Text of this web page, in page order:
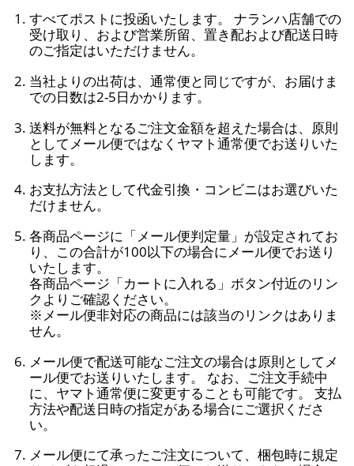
すべてポストに投函いたします。 ナランハ店舗での
受け取り、および営業所留、置き配および配送日時
のご指定はいただけません。
当社よりの出荷は、通常便と同じですが、お届けま
での日数は2-5日かかります。
送料が無料となるご注文金額を超えた場合は、原則
としてメール便ではなくヤマト通常便でお送りいた
します。
お支払方法として代金引換・コンビニはお選びいた
だけません。
各商品ページに「メール便判定量」が設定されてお
り、この合計が100以下の場合にメール便でお送り
いたします。
各商品ページ「カートに入れる」ボタン付近のリン
クよりご確認ください。
※メール便非対応の商品には該当のリンクはありま
せん。
メール便で配送可能なご注文の場合は原則としてメ
ール便でお送りいたします。 なお、ご注文手続中
に、ヤマト通常便に変更することも可能です。 支払
方法や配送日時の指定がある場合にご選択くださ
い。
メール便にて承ったご注文について、梱包時に規定